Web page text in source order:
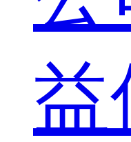
益